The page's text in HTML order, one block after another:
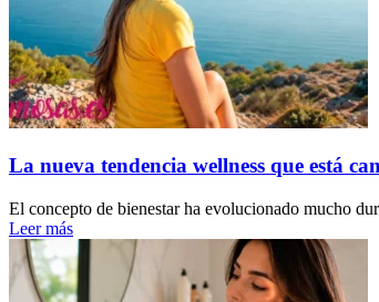
La nueva tendencia wellness que está
El concepto de bienestar ha evolucionado mucho
Leer más